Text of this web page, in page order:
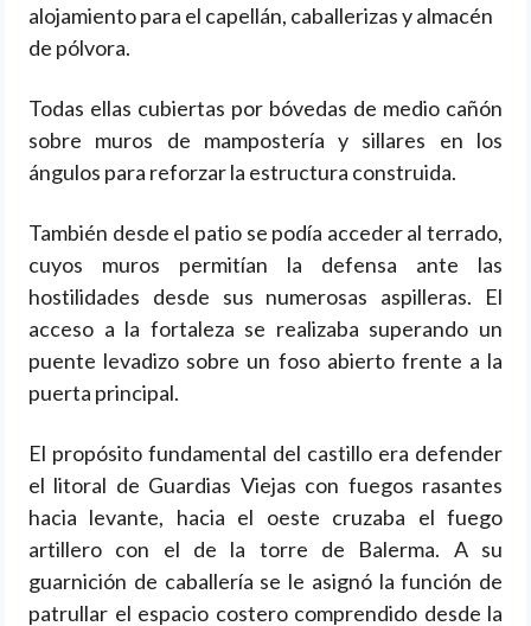
alojamiento para el capellán, caballerizas y almacén
de pólvora.
Todas ellas cubiertas por bóvedas de medio cañón
sobre muros de mampostería y sillares en los
ángulos para reforzar la estructura construida.
También desde el patio se podía acceder al terrado,
cuyos muros permitían la defensa ante las
hostilidades desde sus numerosas aspilleras. El
acceso a la fortaleza se realizaba superando un
puente levadizo sobre un foso abierto frente a la
puerta principal.
El propósito fundamental del castillo era defender
el litoral de Guardias Viejas con fuegos rasantes
hacia levante, hacia el oeste cruzaba el fuego
artillero con el de la torre de Balerma. A su
guarnición de caballería se le asignó la función de
patrullar el espacio costero comprendido desde la